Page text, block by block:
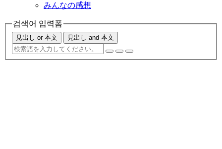
みんなの感想
검색어 입력폼
見出し or 本文 見出し and 本文